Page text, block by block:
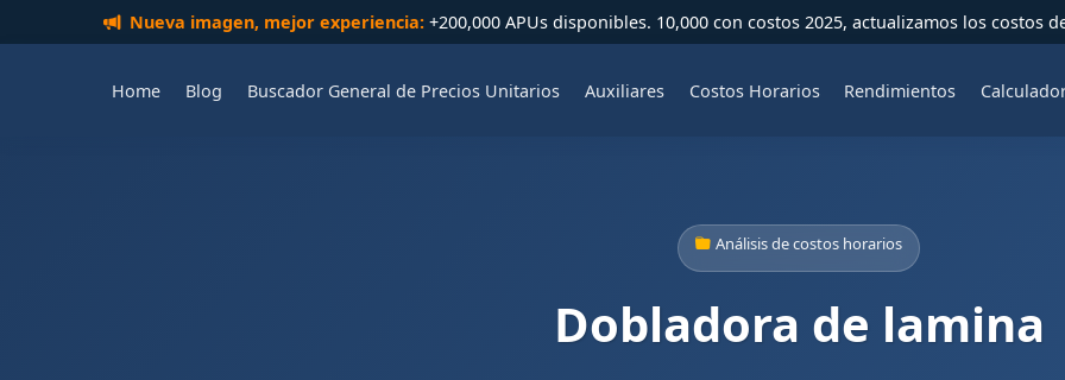
Nueva imagen, mejor experiencia:+200,000 APUs disponibles. 10,000 con costos 2025, actualizamos los costos
Home Blog Buscador General de Precios Unitarios Auxiliares Costos Horarios Rendimientos
Análisis de costos horarios
Dobladora de lamina